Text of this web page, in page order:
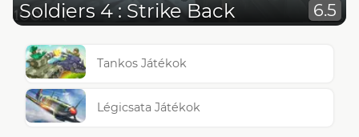
Soldiers 4 : Strike Back 6.5
Tankos Játékok
Légicsata Játékok